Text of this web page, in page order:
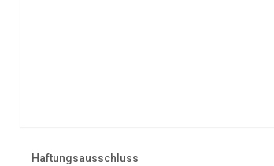
Haftungsausschluss